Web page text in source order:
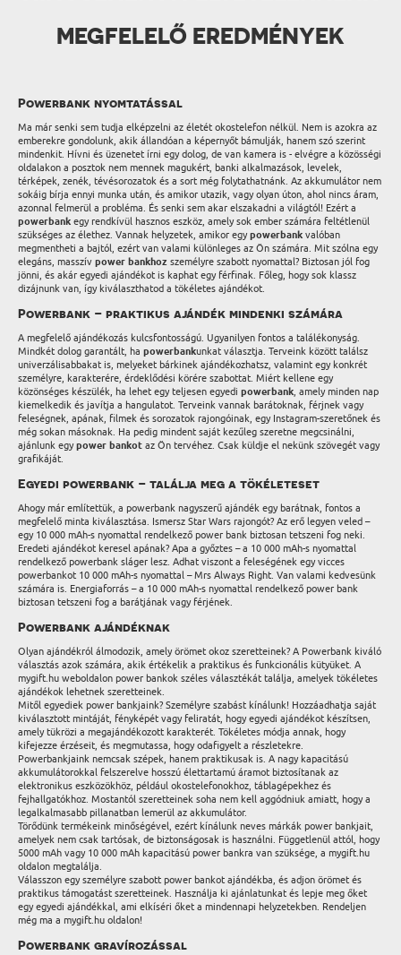
MEGFELELŐ EREDMÉNYEK
Powerbank nyomtatással
Ma már senki sem tudja elképzelni az életét okostelefon nélkül. Nem is azokra az
emberekre gondolunk, akik állandóan a képernyőt bámulják, hanem szó szerint
mindenkit. Hívni és üzenetet írni egy dolog, de van kamera is - elvégre a közösségi
oldalakon a posztok nem mennek magukért, banki alkalmazások, levelek,
térképek, zenék, tévésorozatok és a sort még folytathatnánk. Az akkumulátor nem
sokáig bírja ennyi munka után, és amikor utazik, vagy olyan úton, ahol nincs áram,
azonnal felmerül a probléma. És senki sem akar elszakadni a világtól! Ezért a
powerbank egy rendkívül hasznos eszköz, amely sok ember számára feltétlenül
szükséges az élethez. Vannak helyzetek, amikor egypowerbank valóban
megmentheti a bajtól, ezért van valami különleges az Ön számára. Mit szólna egy
elegáns, masszív power bankhoz személyre szabott nyomattal? Biztosan jól fog
jönni, és akár egyedi ajándékot is kaphat egy férfinak. Főleg, hogy sok klassz
dizájnunk van, így kiválaszthatod a tökéletes ajándékot.
Powerbank – praktikus ajándék mindenki számára
A megfelelő ajándékozás kulcsfontosságú. Ugyanilyen fontos a találékonyság.
Mindkét dolog garantált, ha powerbankunkat választja. Terveink között találsz
univerzálisabbakat is, melyeket bárkinek ajándékozhatsz, valamint egy konkrét
személyre, karakterére, érdeklődési körére szabottat. Miért kellene egy
közönséges készülék, ha lehet egy teljesen egyedi powerbank, amely minden nap
kiemelkedik és javítja a hangulatot. Terveink vannak barátoknak, férjnek vagy
feleségnek, apának, filmek és sorozatok rajongóinak, egy Instagram-szeretőnek és
még sokan másoknak. Ha pedig mindent saját kezűleg szeretne megcsinálni,
ajánlunk egypower bankot az Ön tervéhez. Csak küldje el nekünk szövegét vagy
grafikáját.
Egyedi powerbank – találja meg a tökéleteset
Ahogy már említettük, a powerbank nagyszerű ajándék egy barátnak, fontos a
megfelelő minta kiválasztása. Ismersz Star Wars rajongót? Az erő legyen veled –
egy 10 000 mAh-s nyomattal rendelkező power bank biztosan tetszeni fog neki.
Eredeti ajándékot keresel apának? Apa a győztes – a 10 000 mAh-s nyomattal
rendelkező powerbank sláger lesz. Adhat viszont a feleségének egy vicces
powerbankot 10 000 mAh-s nyomattal – Mrs Always Right. Van valami kedvesünk
számára is. Energiaforrás – a 10 000 mAh-s nyomattal rendelkező power bank
biztosan tetszeni fog a barátjának vagy férjének.
Powerbank ajándéknak
Olyan ajándékról álmodozik, amely örömet okoz szeretteinek? A Powerbank kiváló
választás azok számára, akik értékelik a praktikus és funkcionális kütyüket. A
mygift.hu weboldalon power bankok széles választékát találja, amelyek tökéletes
ajándékok lehetnek szeretteinek.
Mitől egyediek power bankjaink? Személyre szabást kínálunk! Hozzáadhatja saját
kiválasztott mintáját, fényképét vagy feliratát, hogy egyedi ajándékot készítsen,
amely tükrözi a megajándékozott karakterét. Tökéletes módja annak, hogy
kifejezze érzéseit, és megmutassa, hogy odafigyelt a részletekre.
Powerbankjaink nemcsak szépek, hanem praktikusak is. A nagy kapacitású
akkumulátorokkal felszerelve hosszú élettartamú áramot biztosítanak az
elektronikus eszközökhöz, például okostelefonokhoz, táblagépekhez és
fejhallgatókhoz. Mostantól szeretteinek soha nem kell aggódniuk amiatt, hogy a
legalkalmasabb pillanatban lemerül az akkumulátor.
Törődünk termékeink minőségével, ezért kínálunk neves márkák power bankjait,
amelyek nem csak tartósak, de biztonságosak is használni. Függetlenül attól, hogy
5000 mAh vagy 10 000 mAh kapacitású power bankra van szüksége, a mygift.hu
oldalon megtalálja.
Válasszon egy személyre szabott power bankot ajándékba, és adjon örömet és
praktikus támogatást szeretteinek. Használja ki ajánlatunkat és lepje meg őket
egy egyedi ajándékkal, ami elkíséri őket a mindennapi helyzetekben. Rendeljen
még ma a mygift.hu oldalon!
Powerbank gravírozással